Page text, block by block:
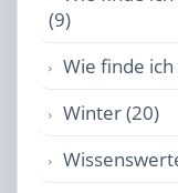
(9)
Wie finde
Winter (20)